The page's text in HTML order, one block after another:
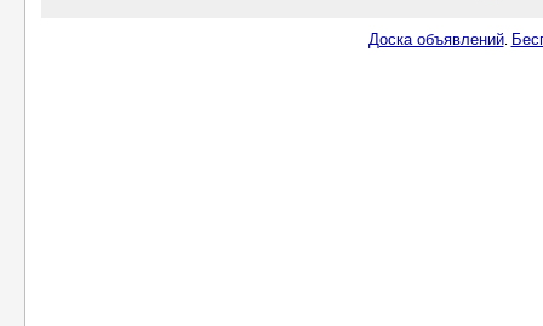
Доска объявлений.